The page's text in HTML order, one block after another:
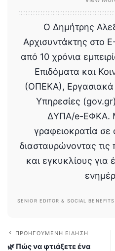
Ο Δημήτρης
Αρχισυντάκτης στο
από 10 χρόνια
Επιδόματα και
(ΟΠΕΚΑ),
Υπηρεσίες
ΔΥΠΑ/e-ΕΦΚΑ.
γραφειοκρατία
διασταυρώνοντας
και εγκυκλίους
SENIOR EDITOR & SOCIAL
ΠΡΟΗΓΟΎΜΕΝΗ ΕΊΔΗΣΗ
🌿 Πώς να φτιάξετε ένα